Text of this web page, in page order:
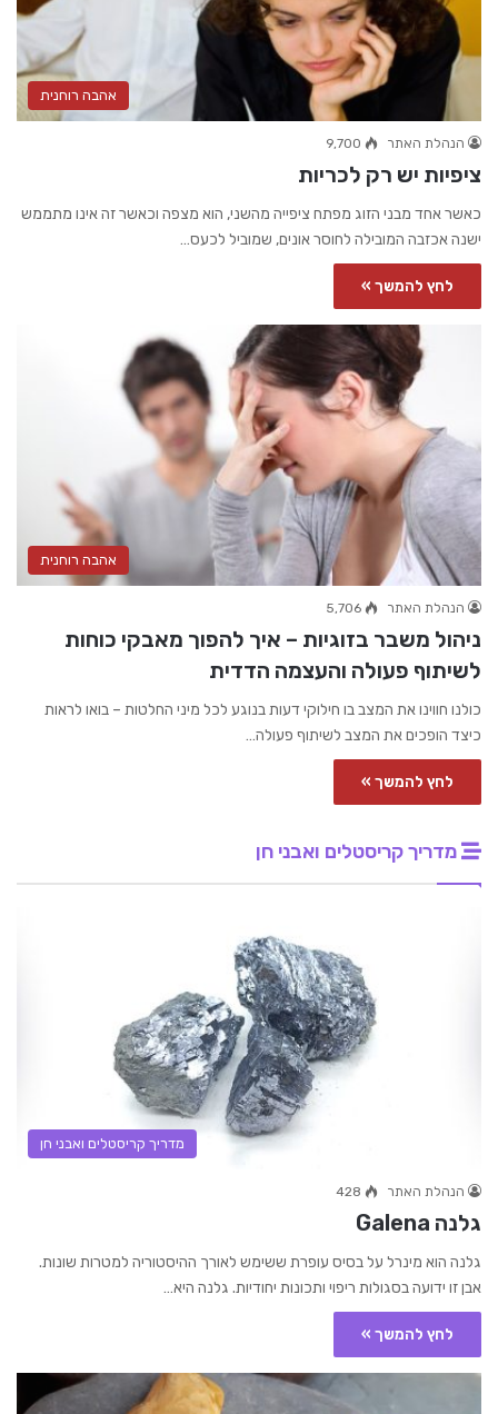
אהבה רוחנית
הנהלת האתר 9,700
ציפיות יש רק לכריות
כאשר אחד מבני הזוג מפתח ציפייה מהשני, הוא מצפה וכאשר זה אינו מתממש
ישנה אכזבה המובילה לחוסר אונים, שמוביל לכעס…
לחץ להמשך »
אהבה רוחנית
הנהלת האתר 5,706
ניהול משבר בזוגיות – איך להפוך מאבקי כוחות
לשיתוף פעולה והעצמה הדדית
כולנו חווינו את המצב בו חילוקי דעות בנוגע לכל מיני החלטות – בואו לראות
כיצד הופכים את המצב לשיתוף פעולה…
לחץ להמשך »
מדריך קריסטלים ואבני חן
מדריך קריסטלים ואבני חן
הנהלת האתר 428
גלנה Galena
גלנה הוא מינרל על בסיס עופרת ששימש לאורך ההיסטוריה למטרות שונות.
אבן זו ידועה בסגולות ריפוי ותכונות יחודיות. גלנה היא…
לחץ להמשך »